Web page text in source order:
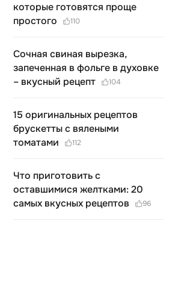
которые готовятся проще
простого
110
Сочная свиная вырезка,
запеченная в фольге в духовке
– вкусный рецепт
104
15 оригинальных рецептов
брускетты с вялеными
томатами
112
Что приготовить с
оставшимися желтками: 20
самых вкусных рецептов
96